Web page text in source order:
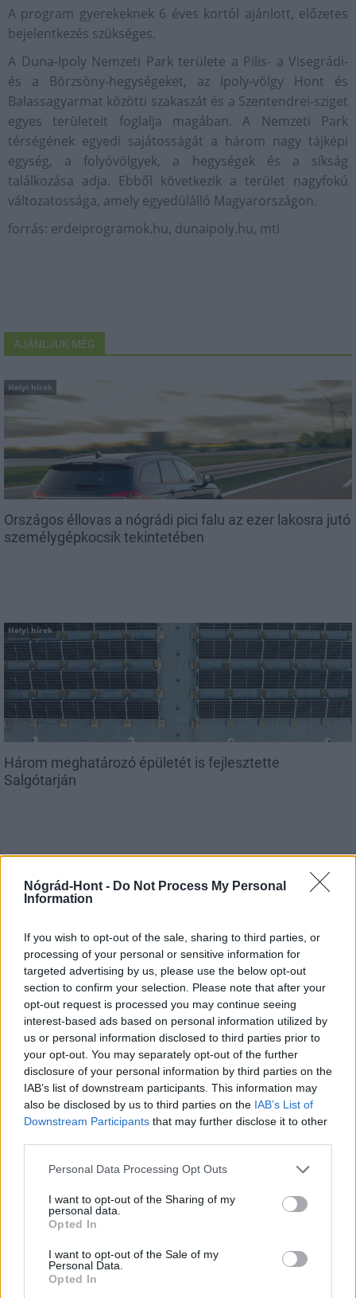
Nógrád-Hont - Do Not Process My Personal
Information
If you wish to opt-out of the sale, sharing to third parties, or
processing of your personal or sensitive information for
targeted advertising by us, please use the below opt-out
section to confirm your selection. Please note that after your
opt-out request is processed you may continue seeing
interest-based ads based on personal information utilized by
us or personal information disclosed to third parties prior to
your opt-out. You may separately opt-out of the further
disclosure of your personal information by third parties on the
IAB’s list of downstream participants. This information may
also be disclosed by us to third parties on the IAB’s List of
Downstream Participants that may further disclose it to other
Please note that this website/app uses one or more Google
not limited to your visit or usage behaviour. You may click to
grant or deny consent to Google and its third-party tags to
use your data for below specified purposes in below Google
consent section.
Personal Data Processing Opt Outs
I want to opt-out of the Sharing of my
personal data.
Opted In
I want to opt-out of the Sale of my
Personal Data.
Opted In
A program gyerekeknek 6 éves kortól ajánlott, előzetes
bejelentkezés szükséges.
A Duna-Ipoly Nemzeti Park területe a Pilis- a Visegrádi-
és a Börzsöny-hegységeket, az Ipoly-völgy Hont és
Balassagyarmat közötti szakaszát és a Szentendrei-sziget
egyes területeit foglalja magában. A Nemzeti Park
térségének egyedi sajátosságát a három nagy tájképi
egység, a folyóvölgyek, a hegységek és a síkság
találkozása adja. Ebből következik a terület nagyfokú
változatossága, amely egyedülálló Magyarországon.
forrás: erdeiprogramok.hu, dunaipoly.hu, mti
AJÁNLJUK MÉG
Helyi hírek
Országos éllovas a nógrádi pici falu az ezer lakosra jutó
személygépkocsik tekintetében
Helyi hírek
Három meghatározó épületét is fejlesztette
Salgótarján
Vasárnap Nógrádot is eléri a legmagasabb
figyelmeztetés
MAGYAR ÉPÍTŐK